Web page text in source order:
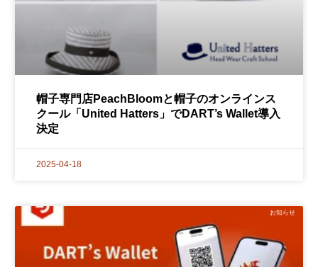
帽子専門店PeachBloomと帽子のオンラインス
クール「United Hatters」でDART’s Wallet導入
決定
2025-04-18
お知らせ